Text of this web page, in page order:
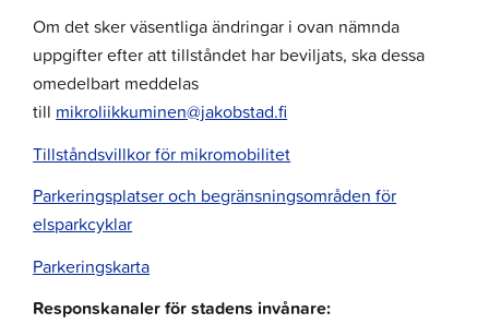
Om det sker väsentliga ändringar i ovan nämnda
uppgifter efter att tillståndet har beviljats, ska dessa
omedelbart meddelas
till mikroliikkuminen@jakobstad.fi
Tillståndsvillkor för mikromobilitet
Parkeringsplatser och begränsningsområden för
elsparkcyklar
Parkeringskarta
Responskanaler för stadens invånare: